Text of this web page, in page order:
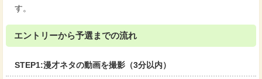
す。
エントリーから予選までの流れ
STEP1:漫才ネタの動画を撮影（3分以内）